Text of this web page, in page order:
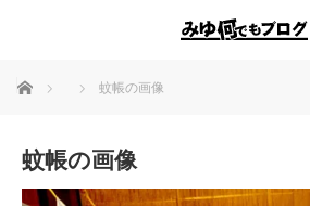
ホーム 蚊帳の画像
蚊帳の画像